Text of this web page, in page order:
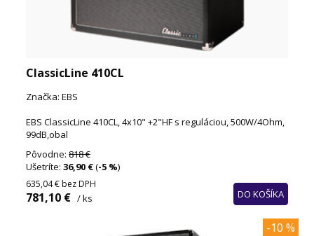
ClassicLine 410CL
Značka: EBS
EBS ClassicLine 410CL, 4x10" +2"HF s reguláciou, 500W/4Ohm,
99dB,obal
Pôvodne: 818 €
Ušetríte: 36,90 €(-5 %)
635,04 € bez DPH
781,10 € / ks DO KOŠÍKA
-10 %